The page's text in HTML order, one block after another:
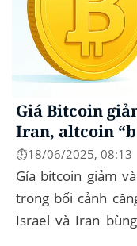
Giá Bitcoin
Iran, altcoin
⏱️18/06/2025, 08:13
Gía bitcoin giảm
trong bối cảnh
Israel và Iran